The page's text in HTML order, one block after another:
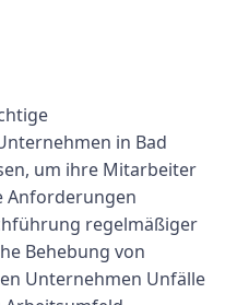
in Bad
um ihre Mitarbeiter
Anforderungen
regelmäßiger
Behebung von
Unternehmen Unfälle